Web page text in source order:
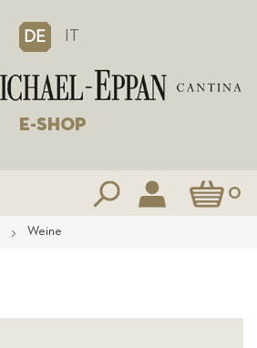
DE IT
E-SHOP
Mein 0
Weine